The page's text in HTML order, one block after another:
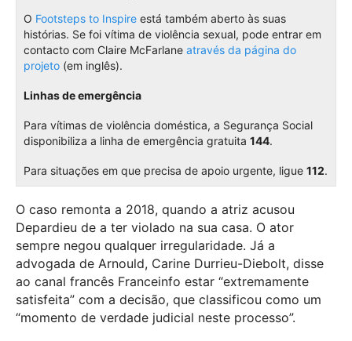
O Footsteps to Inspireestá também aberto às suas
histórias. Se foi vítima de violência sexual, pode entrar em
contacto com Claire McFarlane através da página do
projeto(em inglês).
Linhas de emergência
Para vítimas de violência doméstica, a Segurança Social
disponibiliza a linha de emergência gratuita 144.
Para situações em que precisa de apoio urgente, ligue 112.
O caso remonta a 2018, quando a atriz acusou
Depardieu de a ter violado na sua casa. O ator
sempre negou qualquer irregularidade. Já a
advogada de Arnould, Carine Durrieu-Diebolt, disse
ao canal francês Franceinfo estar “extremamente
satisfeita” com a decisão, que classificou como um
“momento de verdade judicial neste processo”.